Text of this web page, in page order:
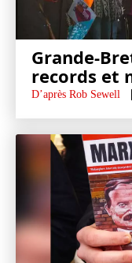
Grande-
records et
D’après Rob Sewell